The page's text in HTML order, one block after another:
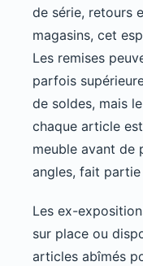
de série, retours
magasins, cet
Les remises
parfois
de soldes, mais
chaque article
meuble avant de
angles, fait
Les ex-
sur place ou
articles abîmés